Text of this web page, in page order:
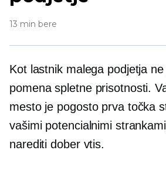
13 min bere
Kot lastnik malega podjetja
pomena spletne prisotnosti.
mesto je pogosto prva točka
vašimi potencialnimi
narediti dober vtis.